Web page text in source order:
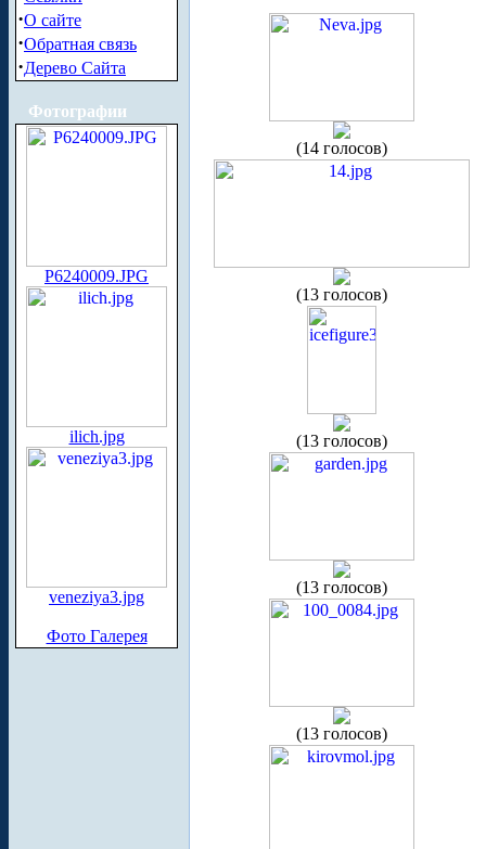
·О сайте
·Обратная связь
·Дерево Сайта
Фотографии
P6240009.JPG
ilich.jpg
veneziya3.jpg
Фото Галерея
(14 голосов)
(13 голосов)
(13 голосов)
(13 голосов)
(13 голосов)